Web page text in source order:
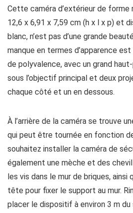
Cette caméra d’extérieur de forme
12,6 x 6,91 x 7,59 cm (h x l x p) et
blanc, n’est pas d’une grande
manque en termes d’apparence
de polyvalence, avec un grand
sous l’objectif principal et deux
chaque côté et un en dessous.
À l’arrière de la caméra se trouve
qui peut être tournée en fonction
souhaitez installer la caméra de
également une mèche et des
les vis dans le mur de briques, ainsi
tête pour fixer le support au mur.
placer le dispositif à environ 3 m du